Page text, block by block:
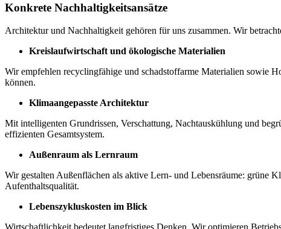
Konkrete Nachhaltigkeitsansätze
Architektur und Nachhaltigkeit gehören für uns zusammen. Wir
Kreislaufwirtschaft und ökologische Materialien
Wir empfehlen recyclingfähige und schadstoffarme Materialien sowie
können.
Klimaangepasste Architektur
Mit intelligenten Grundrissen, Verschattung, Nachtauskühlung und
effizienten Gesamtsystem.
Außenraum als Lernraum
Wir gestalten Außenflächen als aktive Lern- und Lebensräume: grüne
Aufenthaltsqualität.
Lebenszykluskosten im Blick